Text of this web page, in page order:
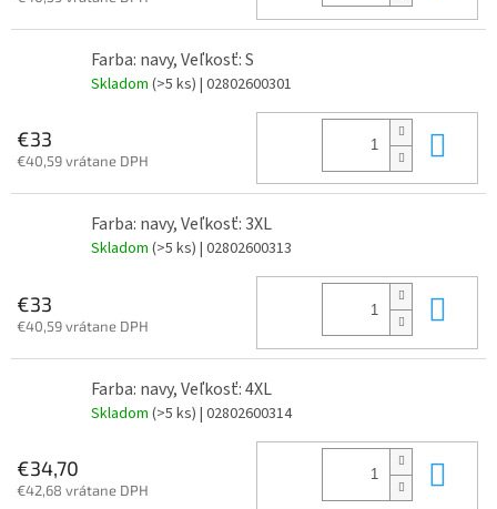
Farba: navy, Veľkosť: S
Skladom (>5 ks) | 02802600301
€33
€40,59 vrátane DPH
Farba: navy, Veľkosť: 3XL
Skladom (>5 ks) | 02802600313
€33
€40,59 vrátane DPH
Farba: navy, Veľkosť: 4XL
Skladom (>5 ks) | 02802600314
€34,70
€42,68 vrátane DPH